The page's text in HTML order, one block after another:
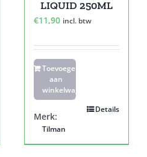
LIQUID 250ML
€11,90 incl. btw
Toevoegen
aan
winkelwagen
Details
Merk:
Tilman